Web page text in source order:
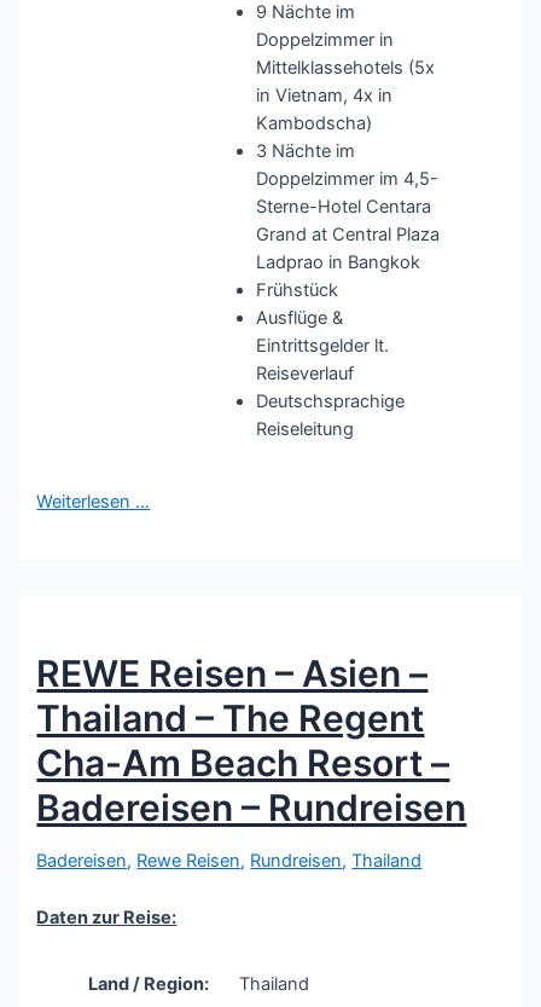
9 Nächte im
Doppelzimmer in
Mittelklassehotels (5x
in Vietnam, 4x in
Kambodscha)
3 Nächte im
Doppelzimmer im 4,5-
Sterne-Hotel Centara
Grand at Central Plaza
Ladprao in Bangkok
Frühstück
Ausflüge &
Eintrittsgelder lt.
Reiseverlauf
Deutschsprachige
Reiseleitung
Weiterlesen …
REWE Reisen – Asien –
Thailand – The Regent
Cha-Am Beach Resort –
Badereisen – Rundreisen
Badereisen, Rewe Reisen, Rundreisen,Thailand
Daten zur Reise:
Land / Region:
Thailand